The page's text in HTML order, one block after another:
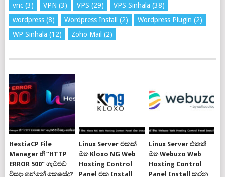
vnc(3) VPN (3) VPS (29) VPS Sinhala (38)
wordpress(8) Wordpress Install (2) Wordpress Plugin (2)
WP Sinhala (12) Zoho Mail (2)
HestiaCP File
Manager හි “HTTP
ERROR 500” ගැටළුව
විසඳා ගන්නේ කෙසේද?
Linux Server එකක්
මත Kloxo NG Web
Hosting Control
Panel එක Install
Linux Server එකක්
මත Webuzo Web
Hosting Control
Panel Install කරන